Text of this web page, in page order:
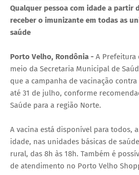
Qualquer pessoa com idade a partir
receber o imunizante em todas as
saúde
Porto Velho, Rondônia - A Prefeitura
meio da Secretaria Municipal de
que a campanha de vacinação
até 31 de julho, conforme
Saúde para a região Norte.
A vacina está disponível para todos,
idade, nas unidades básicas de
rural, das 8h às 18h. Também é
de atendimento no Porto Velho